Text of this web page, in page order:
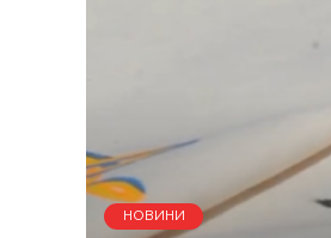
НОВИНИ